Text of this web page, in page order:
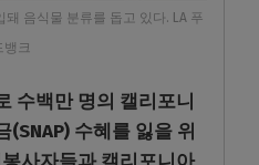
음식물 분류를 돕고 있다. LA 푸
뱅크
수백만 명의 캘리포니
수혜를 잃을 위